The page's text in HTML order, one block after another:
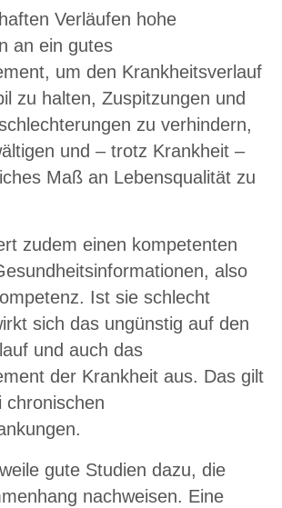
Verläufen hohe
an ein gutes
um den Krankheitsverlauf
zu halten, Zuspitzungen und
zu verhindern,
und – trotz Krankheit –
Maß an Lebensqualität zu
zudem einen kompetenten
also
Ist sie schlecht
sich das ungünstig auf den
und auch das
der Krankheit aus. Das gilt
chronischen
gute Studien dazu, die
nachweisen. Eine